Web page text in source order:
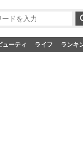
ューティ ライフ ランキ